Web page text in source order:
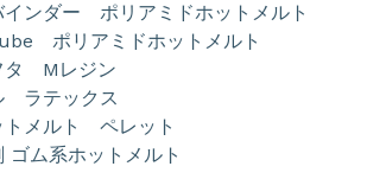
インダー ポリアミドホットメルト
ポリアミドホットメルト
タ Mレジン
ラテックス
トメルト ペレット
ゴム系ホットメルト